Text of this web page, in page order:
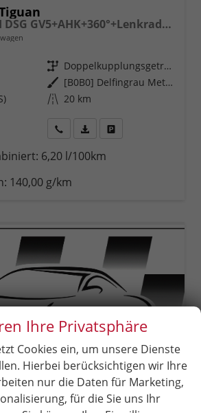
LIFE 150PS eTSI DSG GV5+AHK+360°+Lenkradheiz+IQ.Drive+ACC+App+eHeck+LED
Getriebe
Doppelkupplungsgetriebe (DSG)
Außenfarbe
[B0B0] Delfingrau Metallic
Kilometerstand 20 km
anfordern
Datei,
6,20 l/100km
140,00 g/km
Ihre Privatsphäre
Cookies ein, um unsere Dienste
Hierbei berücksichtigen wir Ihre
nur die Daten für Marketing,
für die Sie uns Ihr